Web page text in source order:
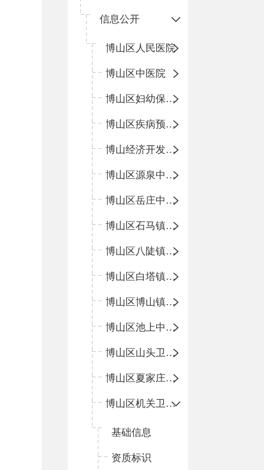
信息公开
​博山区人民医院
博山区中医院
博山区妇幼保健院
博山区疾病预防控制中心
博山经济开发区卫生院
博山区源泉中心卫生院（博山区第二人民医院）
博山区岳庄中心卫生院
博山区石马镇卫生院
博山区八陡镇卫生院
博山区白塔镇卫生院
博山区博山镇中心卫生院（南院区、北院区）
博山区池上中心卫生院
博山区山头卫生院
博山区夏家庄卫生院
博山区机关卫生所
基础信息
资质标识